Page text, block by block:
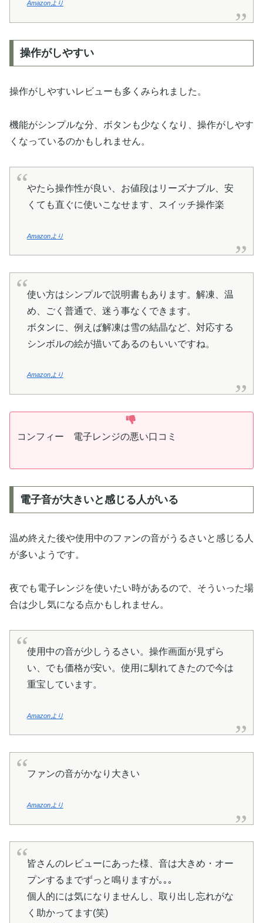
Amazonより
操作がしやすい
操作がしやすいレビューも多くみられました。
機能がシンプルな分、ボタンも少なくなり、操作がしやす
くなっているのかもしれません。
やたら操作性が良い、お値段はリーズナブル、安
くても直ぐに使いこなせます、スイッチ操作楽
Amazonより
使い方はシンプルで説明書もあります。解凍、温
め、ごく普通で、迷う事なくできます。
ボタンに、例えば解凍は雪の結晶など、対応する
シンボルの絵が描いてあるのもいいですね。
Amazonより
コンフィー 電子レンジの悪い口コミ
電子音が大きいと感じる人がいる
温め終えた後や使用中のファンの音がうるさいと感じる人
が多いようです。
夜でも電子レンジを使いたい時があるので、そういった場
合は少し気になる点かもしれません。
使用中の音が少しうるさい。操作画面が見ずら
い、でも価格が安い。使用に馴れてきたので今は
重宝しています。
Amazonより
ファンの音がかなり大きい
Amazonより
皆さんのレビューにあった様、音は大きめ・オー
プンするまでずっと鳴りますが｡｡｡
個人的には気になりませんし、取り出し忘れがな
く助かってます(笑)